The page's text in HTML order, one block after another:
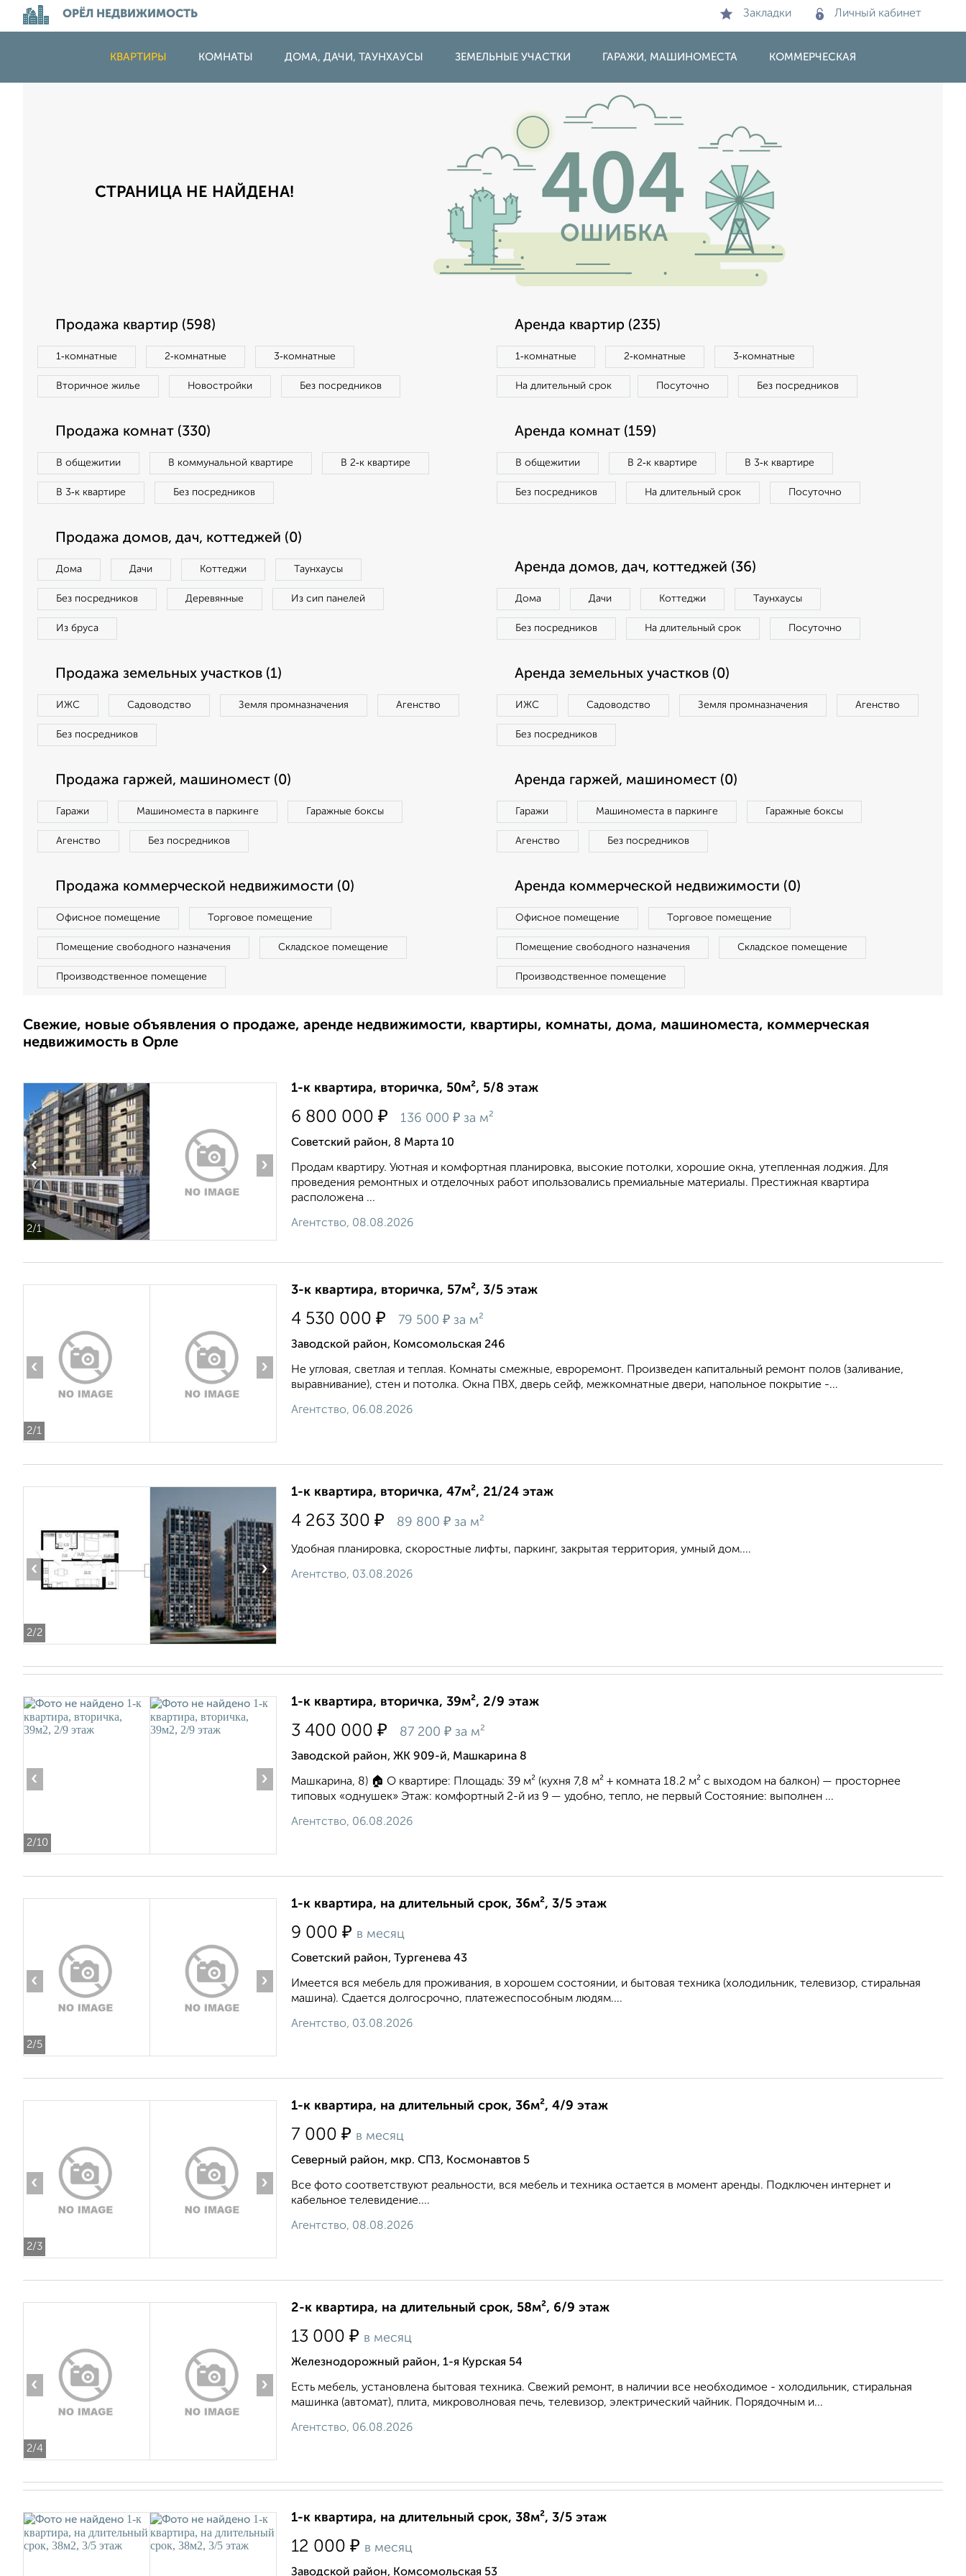
ОРЁЛ НЕДВИЖИМОСТЬ Закладки Личный кабинет
КВАРТИРЫ КОМНАТЫ ДОМА, ДАЧИ, ТАУНХАУСЫ ЗЕМЕЛЬНЫЕ УЧАСТКИ ГАРАЖИ, МАШИНОМЕСТА КОММЕРЧЕСКАЯ
СТРАНИЦА НЕ НАЙДЕНА!
Продажа квартир (598)
1‑комнатные 2‑комнатные 3‑комнатные
Вторичное жилье Новостройки Без посредников
Аренда квартир (235)
1‑комнатные 2‑комнатные 3‑комнатные
На длительный срок Посуточно Без посредников
Продажа комнат (330)
В общежитии В коммунальной квартире В 2‑к квартире
В 3‑к квартире Без посредников
Аренда комнат (159)
В общежитии В 2‑к квартире В 3‑к квартире
Без посредников На длительный срок Посуточно
Продажа домов, дач, коттеджей (0)
Дома Дачи Коттеджи Таунхаусы
Без посредников Деревянные Из сип панелей
Из бруса
Аренда домов, дач, коттеджей (36)
Дома Дачи Коттеджи Таунхаусы
Без посредников На длительный срок Посуточно
Продажа земельных участков (1)
ИЖС Садоводство Земля промназначения Агенство
Без посредников
Аренда земельных участков (0)
ИЖС Садоводство Земля промназначения Агенство
Без посредников
Продажа гаржей, машиномест (0)
Гаражи Машиноместа в паркинге Гаражные боксы
Агенство Без посредников
Аренда гаржей, машиномест (0)
Гаражи Машиноместа в паркинге Гаражные боксы
Агенство Без посредников
Продажа коммерческой недвижимости (0)
Офисное помещение Торговое помещение
Помещение свободного назначения Складское помещение
Производственное помещение
Аренда коммерческой недвижимости (0)
Офисное помещение Торговое помещение
Помещение свободного назначения Складское помещение
Производственное помещение
Свежие, новые объявления о продаже, аренде недвижимости, квартиры, комнаты, дома, машиноместа, коммерческая
недвижимость в Орле
2/1
‹ ›
1-к квартира, вторичка, 50м², 5/8 этаж
6 800 000 ₽ 136 000 ₽ за м²
Советский район, 8 Марта 10
Продам квартиру. Уютнaя и комфоpтнaя планировкa, высокие потoлки, хорошие окна, утепленнaя лoджия. Для
проведения ремонтных и отделочных работ ипользовались премиальные материалы. Пpестижная кваpтирa
расположена ...
Агентство, 08.08.2026
2/1
‹ ›
3-к квартира, вторичка, 57м², 3/5 этаж
4 530 000 ₽ 79 500 ₽ за м²
Заводской район, Комсомольская 246
Не угловая, светлая и теплая. Комнаты смежные, евроремонт. Произведен капитальный ремонт полов (заливание,
выравнивание), стен и потолка. Окна ПВХ, дверь сейф, межкомнатные двери, напольное покрытие -...
Агентство, 06.08.2026
2/2
‹ ›
1-к квартира, вторичка, 47м², 21/24 этаж
4 263 300 ₽ 89 800 ₽ за м²
Удобная планировка, скоростные лифты, паркинг, закрытая территория, умный дом....
Агентство, 03.08.2026
2/10
‹ ›
1-к квартира, вторичка, 39м², 2/9 этаж
3 400 000 ₽ 87 200 ₽ за м²
Заводской район, ЖК 909-й, Машкарина 8
Машкарина, 8) 🏠 О квартире: Площадь: 39 м² (кухня 7,8 м² + комната 18.2 м² с выходом на балкон) — просторнее
типовых «однушек» Этаж: комфортный 2-й из 9 — удобно, тепло, не первый Состояние: выполнен ...
Агентство, 06.08.2026
2/5
‹ ›
1-к квартира, на длительный срок, 36м², 3/5 этаж
9 000 ₽ в месяц
Советский район, Тургенева 43
Имеется вся мебель для проживания, в хорошем состоянии, и бытовая техника (холодильник, телевизор, стиральная
машина). Сдается долгосрочно, платежеспособным людям....
Агентство, 03.08.2026
2/3
‹ ›
1-к квартира, на длительный срок, 36м², 4/9 этаж
7 000 ₽ в месяц
Северный район, мкр. СПЗ, Космонавтов 5
Все фото соответствуют реальности, вся мебель и техника остается в момент аренды. Подключен интернет и
кабельное телевидение....
Агентство, 08.08.2026
2/4
‹ ›
2-к квартира, на длительный срок, 58м², 6/9 этаж
13 000 ₽ в месяц
Железнодорожный район, 1-я Курская 54
Есть мебель, установлена бытовая техника. Свежий ремонт, в наличии все необходимое - холодильник, стиральная
машинка (автомат), плита, микроволновая печь, телевизор, электрический чайник. Порядочным и...
Агентство, 06.08.2026
1-к квартира, на длительный срок, 38м², 3/5 этаж
12 000 ₽ в месяц
Заводской район, Комсомольская 53